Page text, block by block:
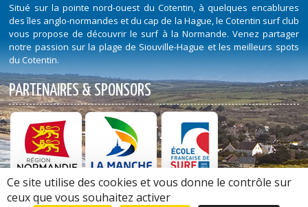
Situé sur la pointe nord-ouest du Cotentin, à quelques encablures
des îles anglo-normandes et du cap de la Hague, le Cotentin surf club
vous propose de découvrir le surf à la Normande. Venez partager
notre passion sur la plage de Siouville-Hague et les meilleurs spots
du Cotentin.
PARTENAIRES & SPONSORS
Découvrez nos Partenaires et Sponsors
Ce site utilise des cookies et vous donne le contrôle sur
ceux que vous souhaitez activer